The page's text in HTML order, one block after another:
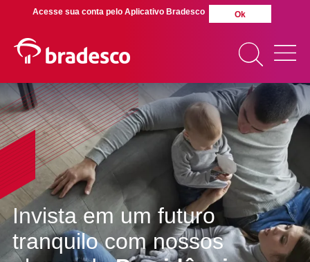
MAIS BUSCADOS
SUAS BUSCAS
RECENTES
Invista em um futuro
tranquilo com nossos
Acesse sua conta pelo Aplicativo Bradesco Ok